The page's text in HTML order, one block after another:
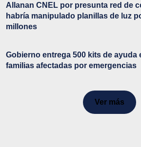
Allanan CNEL por presunta red de
habría manipulado planillas de luz
millones
Gobierno entrega 500 kits de ayuda
familias afectadas por emergencias
Ver más